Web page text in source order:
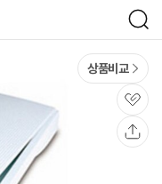
검
색
상품비교
관
심